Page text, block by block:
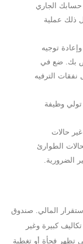
حسابك الجاري
ذلك عملية
توجيه
بك. ضع في
نفقات الترفيه
وظيفة
حالات
الطوارئ
الضرورية.
المالي. صندوق
كبيرة وغير
تظهر فجأة أو تغطية